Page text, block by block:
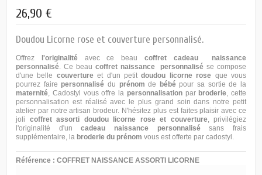
26,90 €
Doudou Licorne rose et couverture personnalisé.
Offrez l'originalitéavec ce beau coffret cadeau naissance
personnalisé . Ce beau coffret naissance personnalisé se compose
d'une belle couvertureet d'un petitdoudou licorne rose que vous
pourrez faire personnalisé du prénom de bébépour sa sortie de la
maternité Cadostyl vous offre la personnalisationpar broderie , cette
personnalisation est réalisé avec le plus grand soin dans notre petit
atelier par notre artisan brodeur. N'hésitez plus est faites plaisir avec ce
joli coffret assorti doudou licorne rose et couverture, privilégiez
l'originalité d'uncadeau naissance personnalisésans frais
supplémentaire, la broderie du prénom vous est offerte par cadostyl.
Référence : COFFRET NAISSANCE ASSORTI LICORNE